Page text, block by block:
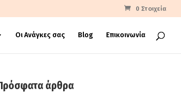
0 Στοιχεία
Οι Ανάγκες σας Blog Επικοινωνία
άρθρα